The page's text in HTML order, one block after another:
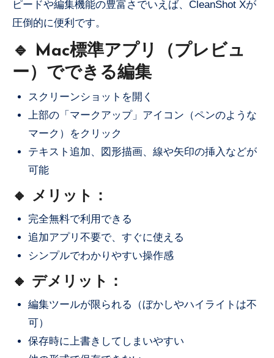
ピードや編集機能の豊富さでいえば、CleanShot Xが
圧倒的に便利です。
🔹 Mac標準アプリ（プレビュ
ー）でできる編集
スクリーンショットを開く
上部の「マークアップ」アイコン（ペンのような
マーク）をクリック
テキスト追加、図形描画、線や矢印の挿入などが
可能
🔸 メリット：
完全無料で利用できる
追加アプリ不要で、すぐに使える
シンプルでわかりやすい操作感
🔸 デメリット：
編集ツールが限られる（ぼかしやハイライトは不
可）
保存時に上書きしてしまいやすい